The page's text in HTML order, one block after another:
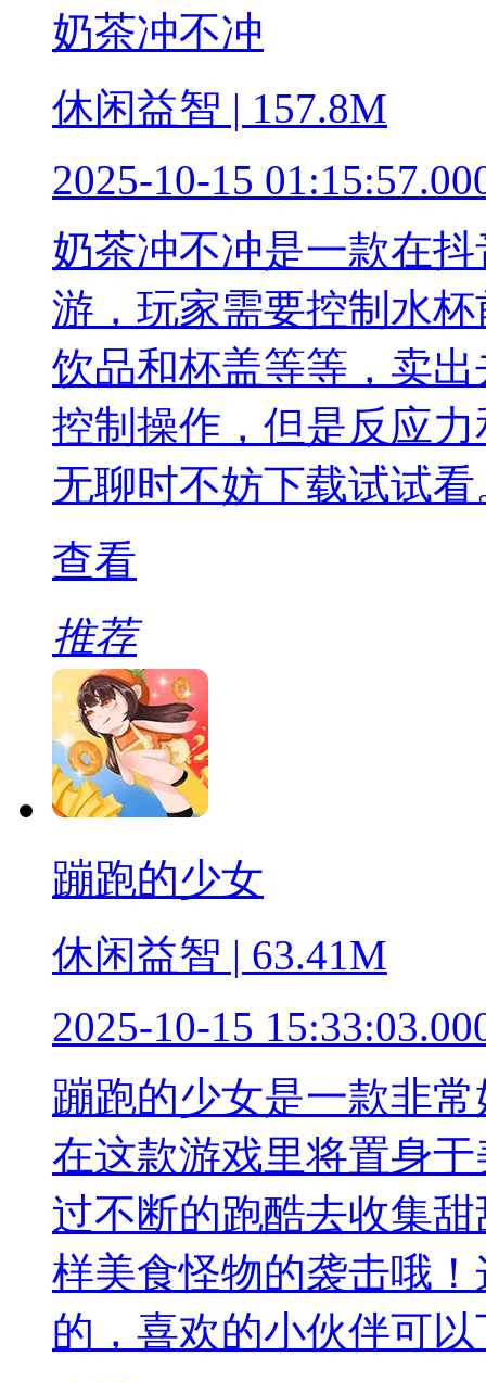
奶茶冲不冲
休闲益智 | 157.8M
2025-10-15
奶茶冲不冲是一款在
游，玩家需要控制水
饮品和杯盖等等，卖
控制操作，但是反应
无聊时不妨下载试试看
查看
推荐
蹦跑的少女
休闲益智 | 63.41M
2025-10-15
蹦跑的少女是一款非
在这款游戏里将置身
过不断的跑酷去收集
样美食怪物的袭击哦
的，喜欢的小伙伴可